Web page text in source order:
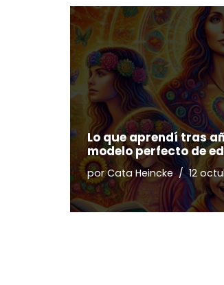
Lo que aprendí tras
modelo perfecto de
porCata Heincke 12